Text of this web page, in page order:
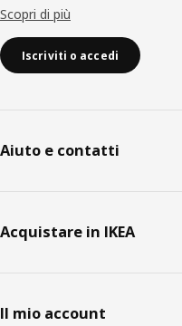
Scopri di più
Iscriviti o accedi
Aiuto e contatti
Acquistare in IKEA
Il mio account